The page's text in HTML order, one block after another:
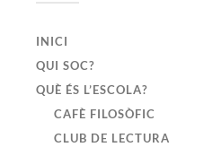
INICI
QUI SOC?
QUÈ ÉS L’ESCOLA?
CAFÈ FILOSÒFIC
CLUB DE LECTURA